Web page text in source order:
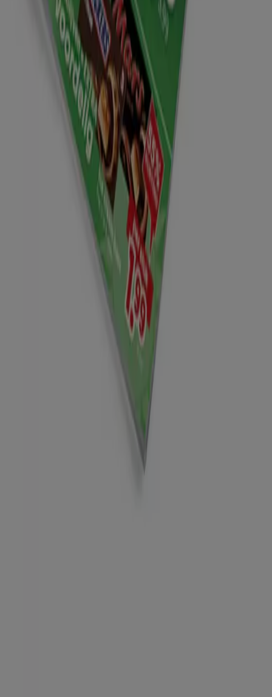
Tiendeo is onderdeel van Shopfully, het techbedrijf dat
lokaal winkelen wereldwijd opnieuw uitvindt.
Zakelijke oplossingen
Marketing en bedrijfsaanvragen
Winkel verkeerd weergegeven op de kaart
Wekelijkse advertentiefeedback
Technische problemen en algemene feedback